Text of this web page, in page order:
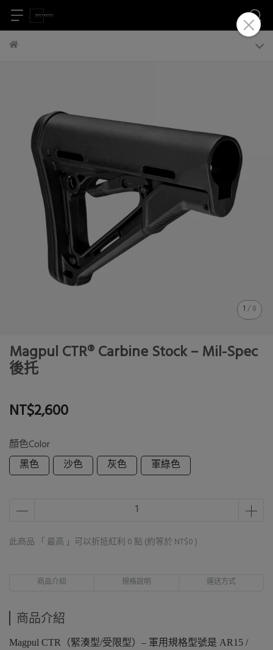
1/8
Magpul CTR® Carbine Stock – Mil-Spec
後托
NT$2,600
顏色Color
黑色
沙色 灰色 軍綠色
此商品 「 最高 」可以折抵紅利0點 (約等於NT$0)
商品介紹 規格說明 運送方式
商品介紹
Magpul CTR（緊湊型/受限型）– 軍用規格型號是 AR15 /